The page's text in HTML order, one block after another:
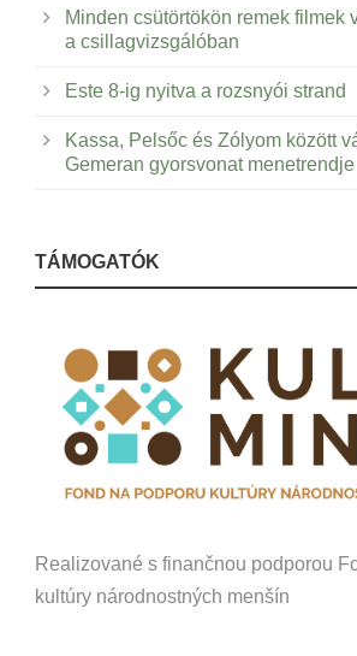
Minden csütörtökön remek filmek
a csillagvizsgálóban
Este 8-ig nyitva a rozsnyói strand
Kassa, Pelsőc és Zólyom között
Gemeran gyorsvonat menetrendje
TÁMOGATÓK
Realizované s finančnou podporou
kultúry národnostných menšín